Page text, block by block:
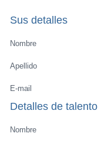
Sus detalles
Nombre
Apellido
E-mail
Detalles de talento
Nombre